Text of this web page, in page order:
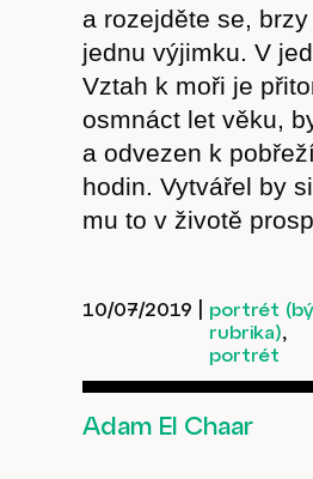
a rozejděte se,
jednu výjimku. V
Vztah k moři je
osmnáct let věku,
a odvezen k
hodin. Vytvářel by
mu to v životě
10/07/2019
portrét
rubrika),
portrét
Adam El Chaar